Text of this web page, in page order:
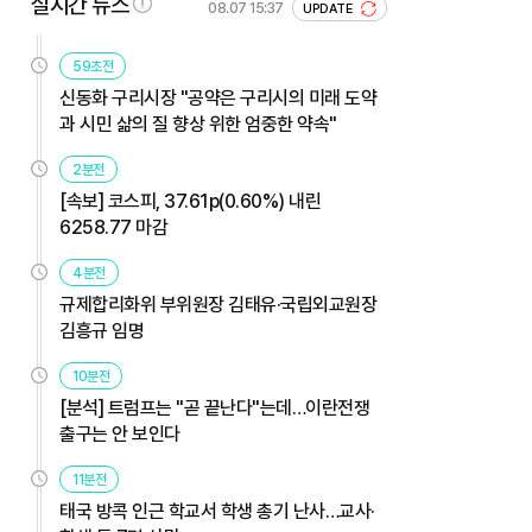
08.07 15:37 UPDATE
59초전
신동화 구리시장 "공약은 구리시의 미래 도약
과 시민 삶의 질 향상 위한 엄중한 약속"
2분전
[속보] 코스피, 37.61p(0.60%) 내린
6258.77 마감
4분전
규제합리화위 부위원장 김태유·국립외교원장
김흥규 임명
10분전
[분석] 트럼프는 "곧 끝난다"는데…이란전쟁
출구는 안 보인다
11분전
태국 방콕 인근 학교서 학생 총기 난사…교사·